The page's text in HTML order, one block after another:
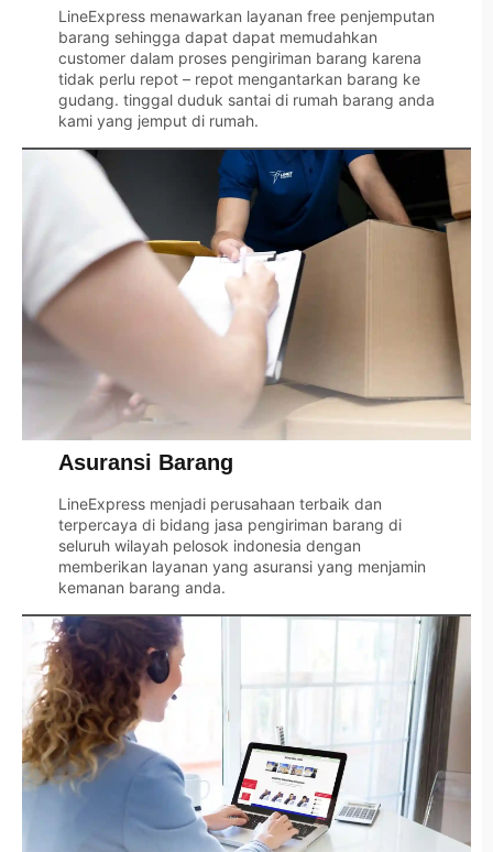
LineExpressmenawarkan layanan free penjemputan
barang sehingga dapat dapat memudahkan
customer dalam proses pengiriman barang karena
tidak perlu repot – repot mengantarkan barang ke
gudang. tinggal duduk santai di rumah barang anda
kami yang jemput di rumah.
Asuransi Barang
LineExpressmenjadi perusahaan terbaik dan
terpercaya di bidang jasa pengiriman barang di
seluruh wilayah pelosok indonesia dengan
memberikan layanan yang asuransi yang menjamin
kemanan barang anda.